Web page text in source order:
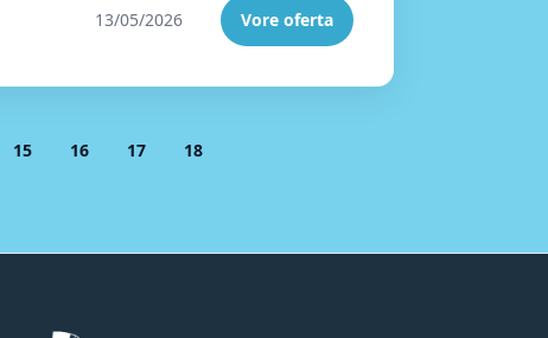
13/05/2026 Vore oferta
15 16 17 18